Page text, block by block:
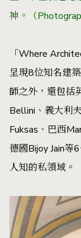
神。（
「Where
呈現8位知名建
師之外，還包括
Bellini、義大利
Fuksas、巴西
德國Bijoy Jain等
人知的私領域。